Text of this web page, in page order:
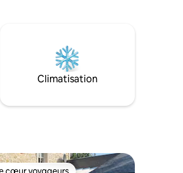
de Melun, ce studio est à
minutes à pied des
restaurants et transports
Climatisation